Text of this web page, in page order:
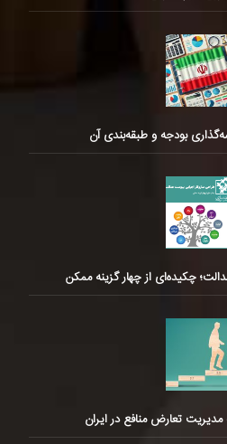
چکیده‌ای از چهار گزینه ممکن